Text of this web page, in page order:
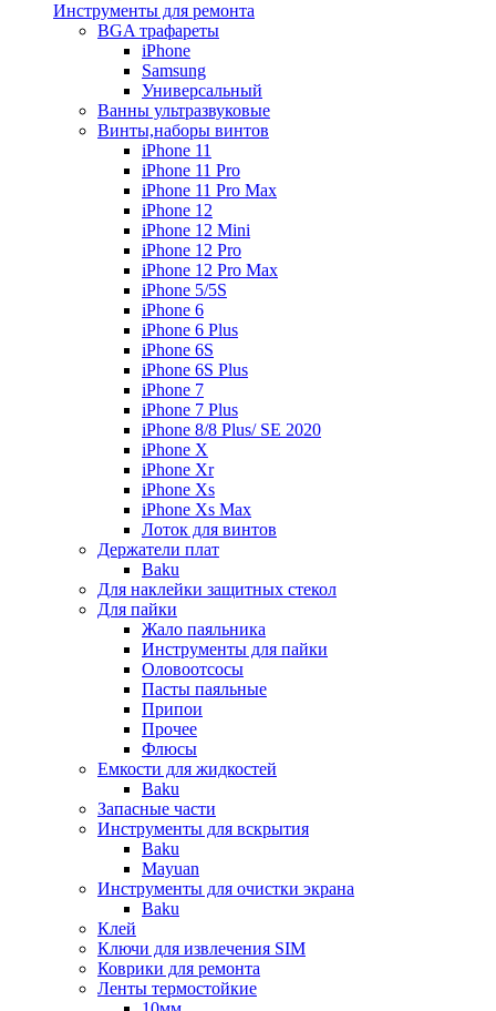
Инструменты для ремонта
BGA трафареты
iPhone
Samsung
Универсальный
Ванны ультразвуковые
Винты,наборы винтов
iPhone 11
iPhone 11 Pro
iPhone 11 Pro Max
iPhone 12
iPhone 12 Mini
iPhone 12 Pro
iPhone 12 Pro Max
iPhone 5/5S
iPhone 6
iPhone 6 Plus
iPhone 6S
iPhone 6S Plus
iPhone 7
iPhone 7 Plus
iPhone 8/8 Plus/ SE 2020
iPhone X
iPhone Xr
iPhone Xs
iPhone Xs Max
Лоток для винтов
Держатели плат
Baku
Для наклейки защитных стекол
Для пайки
Жало паяльника
Инструменты для пайки
Оловоотсосы
Пасты паяльные
Припои
Прочее
Флюсы
Емкости для жидкостей
Baku
Запасные части
Инструменты для вскрытия
Baku
Mayuan
Инструменты для очистки экрана
Baku
Клей
Ключи для извлечения SIM
Коврики для ремонта
Ленты термостойкие